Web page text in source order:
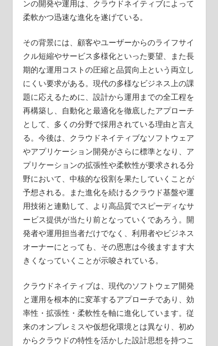
ンの開発や運用は、クラウドネイティブによって
柔軟かつ迅速な進化を遂げている。
その背景には、顧客やユーザーからのライフサイ
クル短縮やサービス多様化といった要望、また長
期的な運用コストの圧縮と品質向上という両立し
にくい要求がある。現代の多様なビジネス上の課
題に応えるために、設計から運用までの全工程を
再構築し、自動化と最適化を徹底したアプローチ
として、多くの分野で採用されている理由と言え
る。今後は、クラウドネイティブなソフトウェア
やアプリケーション開発がさらに標準となり、ア
プリケーションの拡張性や柔軟性が要求される分
野において、中核的な役割を果たしていくことが
予想される。また進化を続けるクラウド基盤や運
用技術と連動して、より高品質でスピーディなサ
ービス提供が当たり前となっていくであろう。開
発者や運用担当者だけでなく、利用者やビジネス
オーナーにとっても、その恩恵は今後ますます大
きくなっていくことが示唆されている。
クラウドネイティブは、現代のソフトウェア開発
と運用を根本的に変革するアプローチであり、効
率性・拡張性・柔軟性を軸に進化しています。従
来のオンプレミスや仮想化環境とは異なり、初め
からクラウドの特性を活かした設計思想を持つこ